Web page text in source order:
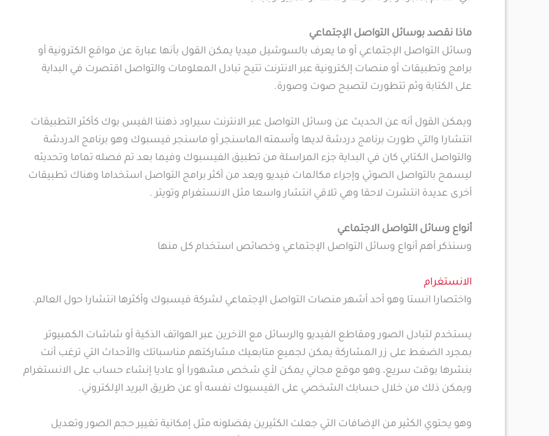
ماذا نقصد بوسائل التواصل الإجتماعي
وسائل التواصل الإجتماعي أو ما يعرف بالسوشيل ميديا يمكن القول بأنها عبارة عن مواقع الكترونية أو
برامج وتطبيقات أو منصات إلكترونية عبر الانترنت تتيح تبادل المعلومات والتواصل اقتصرت في البداية
على الكتابة وثم تتطورت لتصبح صوت وصورة.
ويمكن القول أنه عن الحديث عن وسائل التواصل عبر الانترنت سيراود ذهننا الفيس بوك كأكثر التطبيقات
انتشارا والتي طورت برنامج دردشة لديها وأسمته الماسنجر أو ماسنجر فيسبوك وهو برنامج الدردشة
والتواصل الكتابي كان في البداية جزء المراسلة من تطبيق الفيسبوك وفيما بعد تم فصله تماما وتحديثه
ليسمح بالتواصل الصوتي وإجراء مكالمات فيديو ويعد من أكثر برامج التواصل استخداما وهناك تطبيقات
أخرى عديدة انتشرت لاحقا وهي تلاقي انتشار واسعا مثل الانستغرام وتويتر .
أنواع وسائل التواصل الاجتماعي
وسنذكر أهم أنواع وسائل التواصل الإجتماعي وخصائص استخدام كل منها
الانستغرام
واختصارا انستا وهو أحد أشهر منصات التواصل الإجتماعي لشركة فيسبوك وأكثرها انتشارا حول العالم.
يستخدم لتبادل الصور ومقاطع الفيديو والرسائل مع الآخرين عبر الهواتف الذكية أو شاشات الكمبيوتر
بمجرد الضغط على زر المشاركة يمكن لجميع متابعيك مشاركتهم مناسباتك والأحداث التي ترغب أنت
بنشرها بوقت سريع، وهو موقع مجاني يمكن لأي شخص مشهورا أو عاديا إنشاء حساب على الانستغرام
ويمكن ذلك من خلال حسابك الشخصي على الفيسبوك نفسه أو عن طريق البريد الإلكتروني.
وهو يحتوي الكثير من الإضافات التي جعلت الكثيرين يفضلونه مثل إمكانية تغيير حجم الصور وتعديل